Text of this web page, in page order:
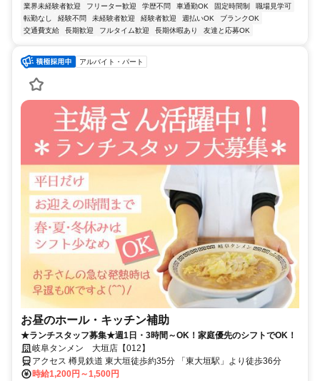
業界未経験者歓迎 フリーター歓迎 学歴不問 車通勤OK 固定時間制
職場見学可
転勤なし
経験不問 未経験者歓迎 経験者歓迎 週払いOK
ブランクOK
交通費支給
長期歓迎 フルタイム歓迎 長期休暇あり 友達と応募OK
アルバイト・パート
お昼のホール・キッチン補助
★ランチスタッフ募集★週1日・3時間～OK！家庭優先のシフトでOK！
岐阜タンメン 大垣店【012】
アクセス 樽見鉄道 東大垣徒歩約35分 「東大垣駅」より徒歩36分
時給1,200円～1,500円